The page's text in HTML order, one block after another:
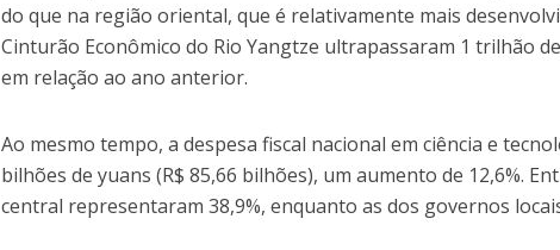
do que na região oriental, que é relativamente mais
Cinturão Econômico do Rio Yangtze ultrapassaram 1 trilhão
em relação ao ano anterior.
Ao mesmo tempo, a despesa fiscal nacional em ciência e
bilhões de yuans (R$ 85,66 bilhões), um aumento de 12,6%.
central representaram 38,9%, enquanto as dos governos